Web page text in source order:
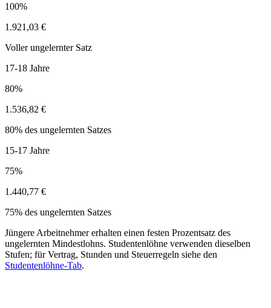
100%
1.921,03 €
Voller ungelernter Satz
17-18 Jahre
80%
1.536,82 €
80% des ungelernten Satzes
15-17 Jahre
75%
1.440,77 €
75% des ungelernten Satzes
Jüngere Arbeitnehmer erhalten einen festen Prozentsatz des
ungelernten Mindestlohns. Studentenlöhne verwenden dieselben
Stufen; für Vertrag, Stunden und Steuerregeln siehe den
Studentenlöhne-Tab.